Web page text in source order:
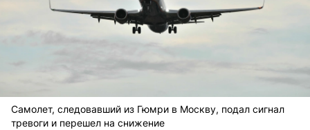
Самолет, следовавший из Гюмри в Москву, подал сигнал
тревоги и перешел на снижение